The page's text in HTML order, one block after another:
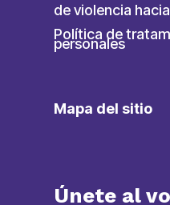
de violencia
Política de
personales
Mapa del sitio
Únete al